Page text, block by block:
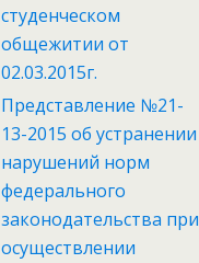
студенческом
общежитии от
02.03.2015г.
Представление №21-
13-2015 об устранении
нарушений норм
федерального
законодательства при
осуществлении